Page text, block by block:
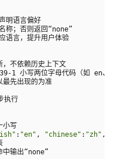
明语言偏好
称；否则返回“none”
语言，提升用户体验
，不依赖历史上下文
1 小写两位字母代码（如 en
最先出现的为准
执行
小写
: "en" , "chinese" : "zh" ,
中输出“none”